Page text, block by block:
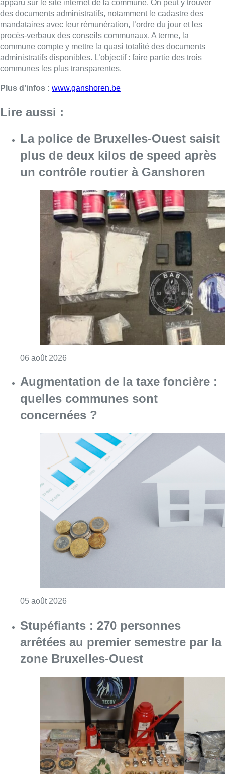
apparu sur le site internet de la commune. On peut y trouver
des documents administratifs, notamment le cadastre des
mandataires avec leur rémunération, l’ordre du jour et les
procès-verbaux des conseils communaux. A terme, la
commune compte y mettre la quasi totalité des documents
administratifs disponibles. L’objectif : faire partie des trois
communes les plus transparentes.
Plus d’infos : www.ganshoren.be
Lire aussi :
La police de Bruxelles-Ouest saisit
plus de deux kilos de speed après
un contrôle routier à Ganshoren
06 août 2026
Augmentation de la taxe foncière :
quelles communes sont
concernées ?
05 août 2026
Stupéfiants : 270 personnes
arrêtées au premier semestre par la
zone Bruxelles-Ouest